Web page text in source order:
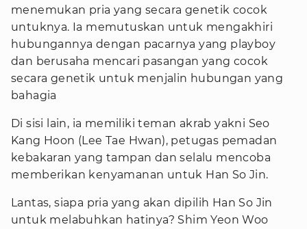
menemukan pria yang secara genetik cocok
untuknya. Ia memutuskan untuk mengakhiri
hubungannya dengan pacarnya yang playboy
dan berusaha mencari pasangan yang cocok
secara genetik untuk menjalin hubungan yang
bahagia
Di sisi lain, ia memiliki teman akrab yakni Seo
Kang Hoon (Lee Tae Hwan), petugas pemadan
kebakaran yang tampan dan selalu mencoba
memberikan kenyamanan untuk Han So Jin.
Lantas, siapa pria yang akan dipilih Han So Jin
untuk melabuhkan hatinya? Shim Yeon Woo